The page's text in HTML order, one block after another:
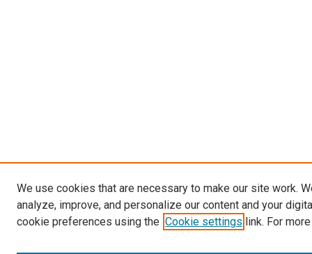
We use cookies that are necessary to make our site work.
analyze, improve, and personalize our content and your
cookie preferences using the Cookie settings link. For